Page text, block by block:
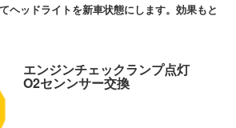
ヘッドライトを新車状態にします。効果もと
エンジンチェックランプ点灯
O2センンサー交換